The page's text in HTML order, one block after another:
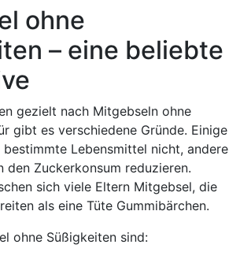
ohne
– eine beliebte
gezielt nach Mitgebseln ohne
gibt es verschiedene Gründe. Einige
Lebensmittel nicht, andere
den Zuckerkonsum reduzieren.
sich viele Eltern Mitgebsel, die
als eine Tüte Gummibärchen.
ohne Süßigkeiten sind: